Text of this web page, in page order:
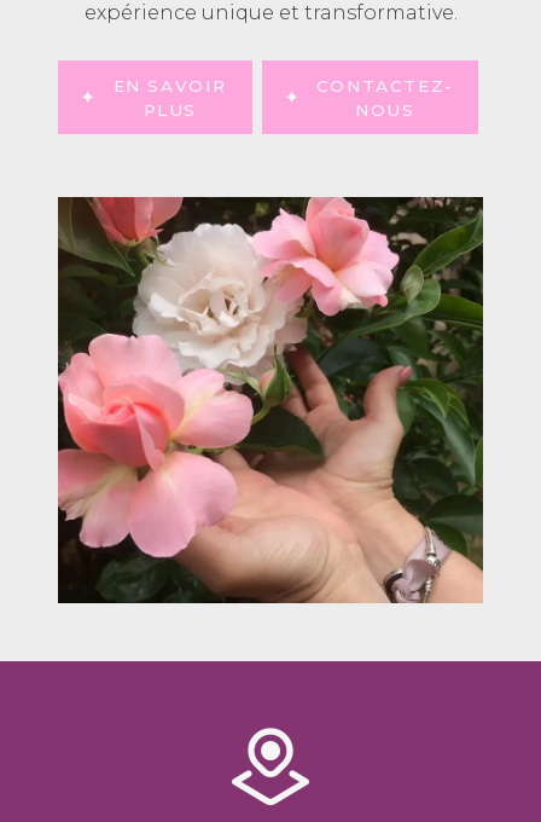
expérience unique et transformative.
EN SAVOIR
PLUS
CONTACTEZ-
NOUS